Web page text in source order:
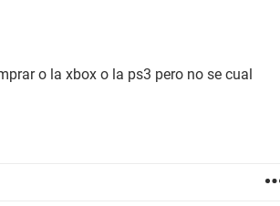
o la xbox o la ps3 pero no se cual